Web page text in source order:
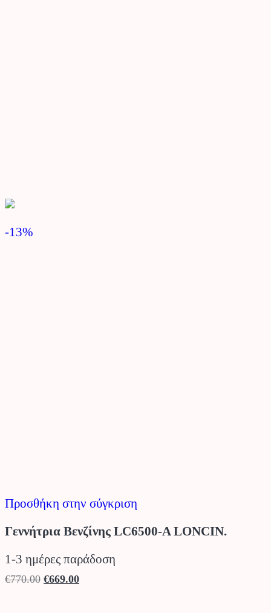
-13%
Προσθήκη στην σύγκριση
Γεννήτρια Βενζίνης LC6500-A LONCIN.
1-3 ημέρες παράδοση
€770.00 Original
€669.00Η